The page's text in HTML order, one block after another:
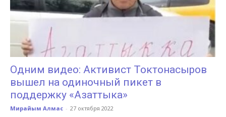
Одним видео: Активист Токтонасыров
вышел на одиночный пикет в
поддержку «Азаттыка»
Мирайым Алмас - 27 октября 2022